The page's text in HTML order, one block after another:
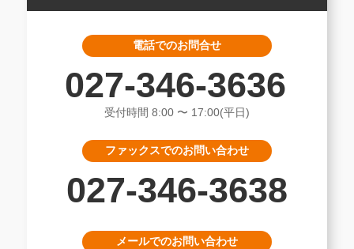
電話でのお問合せ
027-346-3636
受付時間 8:00 〜 17:00(平日)
ファックスでのお問い合わせ
027-346-3638
メールでのお問い合わせ